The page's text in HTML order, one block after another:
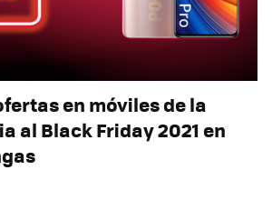
en móviles de la
al Black Friday 2021 en